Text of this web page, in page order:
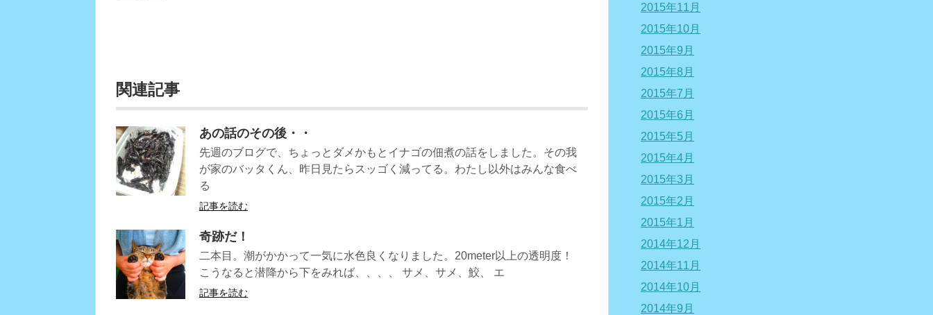
関連記事
あの話のその後・・
先週のブログで、ちょっとダメかもとイナゴの佃煮の話をしました。その我
が家のバッタくん、昨日見たらスッゴく減ってる。わたし以外はみんな食べ
る
記事を読む
奇跡だ！
二本目。潮がかかって一気に水色良くなりました。20meter以上の透明度！
こうなると潜降から下をみれば、、、、 サメ、サメ、鮫、 エ
記事を読む
2015年11月
2015年10月
2015年9月
2015年8月
2015年7月
2015年6月
2015年5月
2015年4月
2015年3月
2015年2月
2015年1月
2014年12月
2014年11月
2014年10月
2014年9月